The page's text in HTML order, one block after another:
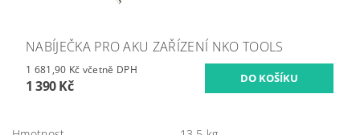
NABÍJEČKA PRO AKU ZAŘÍZENÍ NKO TOOLS
1 681,90 Kč včetně DPH
1 390 Kč